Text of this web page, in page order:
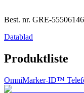
Best. nr. GRE-55506146
Datablad
Produktliste
OmniMarker-ID™